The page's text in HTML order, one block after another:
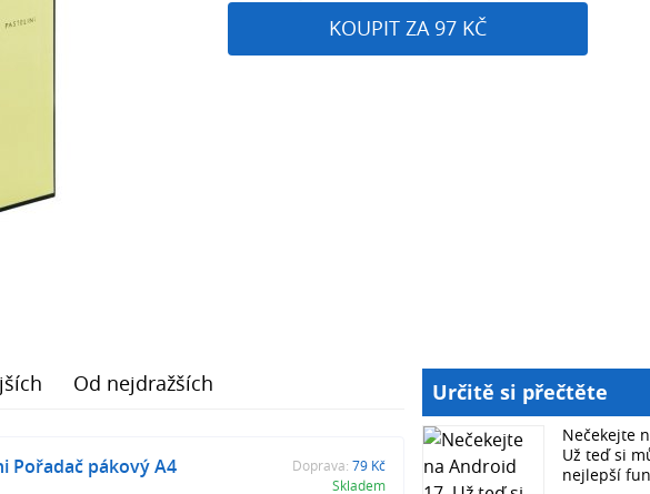
KOUPIT ZA 97 KČ
Od nejdražších
Pořadač pákový A4
Doprava: 79 Kč
Skladem
Určitě si přečtěte
Nečekejte
Už teď si
nejlepší